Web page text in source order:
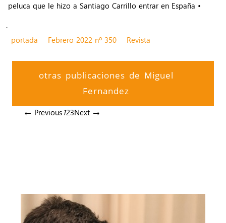
peluca que le hizo a Santiago Carrillo entrar en España •
.
portada
Febrero 2022 nº 350 Revista
otras publicaciones de Miguel
Fernandez
← Previous123Next →